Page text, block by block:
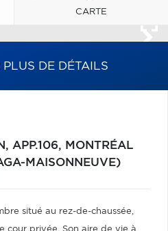
CARTE
PLUS DE DÉTAILS
APP.106, MONTRÉAL
MAISONNEUVE)
situé au rez-de-chaussée,